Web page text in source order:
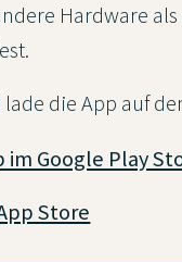
Hardware
die App auf
Google Play
Store